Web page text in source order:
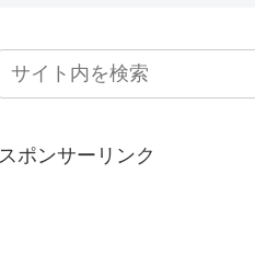
スポンサーリンク